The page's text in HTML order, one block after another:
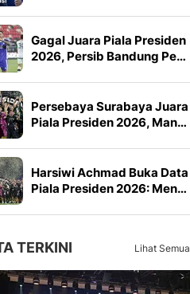
Gagal Juara Piala Presiden
2026, Persib Bandung Pe…
Persebaya Surabaya Juara
Piala Presiden 2026, Man…
Harsiwi Achmad Buka Data
Piala Presiden 2026: Men…
TERKINI Lihat Semua